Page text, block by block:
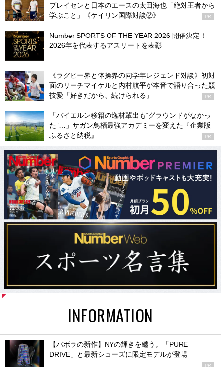
ブレイセンと日本のエースの太田海也「絶対王者から
学ぶこと」《ケイリン国際対談②》
PR
Number SPORTS OF THE YEAR 2026 開催決定！
2026年を代表するアスリートを表彰
《ラグビー界と体操界の同学年レジェンド対談》初対
面のリーチマイケルと内村航平が本音で語り合った競
技愛「好きだから、続けられる」
PR
「バイエルン移籍の逸材輩出も“グラウンドがなかっ
た”…」サガン鳥栖最強アカデミーを変えた『企業版
ふるさと納税』
PR
INFORMATION
【バボラの新作】NYの輝きを纏う。「PURE
DRIVE」と最新シューズに限定モデルが登場
PR